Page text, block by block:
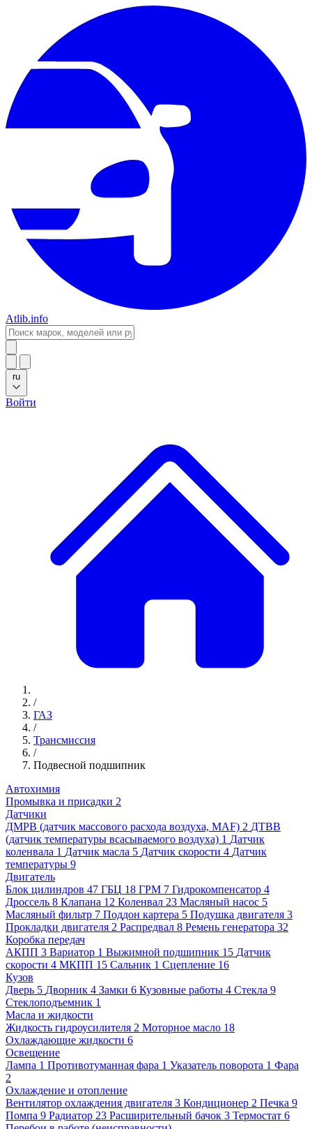
Atlib.info
ru
Войти
/
ГАЗ
/
Трансмиссия
/
Подвесной подшипник
Автохимия
Промывка и присадки 2
Датчики
ДМРВ (датчик массового расхода воздуха, MAF) 2 ДТВВ
(датчик температуры всасываемого воздуха) 1 Датчик
коленвала 1 Датчик масла 5 Датчик скорости 4 Датчик
температуры 9
Двигатель
Блок цилиндров 47 ГБЦ 18 ГРМ 7 Гидрокомпенсатор 4
Дроссель 8 Клапана 12 Коленвал 23 Масляный насос 5
Масляный фильтр 7 Поддон картера 5 Подушка двигателя 3
Прокладки двигателя 2 Распредвал 8 Ремень генератора 32
Коробка передач
АКПП 3 Вариатор 1 Выжимной подшипник 15 Датчик
скорости 4 МКПП 15 Сальник 1 Сцепление 16
Кузов
Дверь 5 Дворник 4 Замки 6 Кузовные работы 4 Стекла 9
Стеклоподъемник 1
Масла и жидкости
Жидкость гидроусилителя 2 Моторное масло 18
Охлаждающие жидкости 6
Освещение
Лампа 1 Противотуманная фара 1 Указатель поворота 1 Фара
2
Охлаждение и отопление
Вентилятор охлаждения двигателя 3 Кондиционер 2 Печка 9
Помпа 9 Радиатор 23 Расширительный бачок 3 Термостат 6